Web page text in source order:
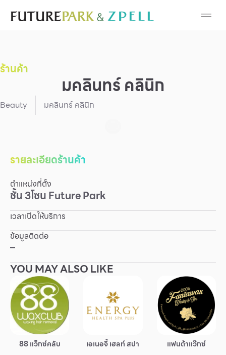
Cosmetic
Fashion
Food
Gold & Jewelry
IT
Mobile
Other
School
Service
Superstores
ร้านค้า
มคลินทร์ คลินิก
Beauty มคลินทร์ คลินิก
รายละเอียดร้านค้า
ตำแหน่งที่ตั้ง
ชั้น3โซนFuture Park
เวลาเปิดให้บริการ
ข้อมูลติดต่อ
–
YOU MAY ALSO LIKE
88 แว็กซ์คลับ เอเนอจี้ เฮลท์ สปา แฟนต้าแว๊กซ์